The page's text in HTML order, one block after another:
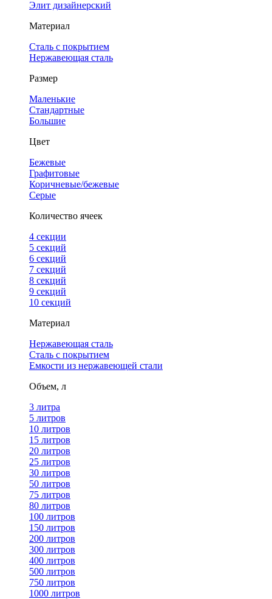
Элит дизайнерский
Материал
Сталь с покрытием
Нержавеющая сталь
Размер
Маленькие
Стандартные
Большие
Цвет
Бежевые
Графитовые
Коричневые/бежевые
Серые
Количество ячеек
4 cекции
5 секций
6 секций
7 секций
8 секций
9 секций
10 секций
Материал
Нержавеющая сталь
Сталь с покрытием
Емкости из нержавеющей стали
Объем, л
3 литра
5 литров
10 литров
15 литров
20 литров
25 литров
30 литров
50 литров
75 литров
80 литров
100 литров
150 литров
200 литров
300 литров
400 литров
500 литров
750 литров
1000 литров